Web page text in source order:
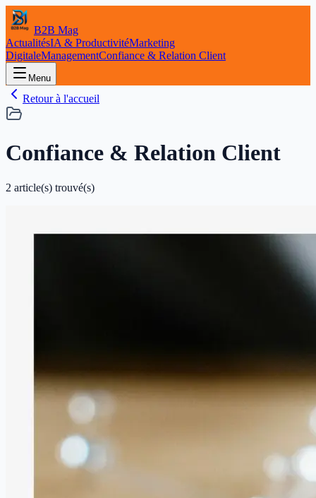
B2B Mag
ActualitésIA & ProductivitéMarketing
DigitaleManagementConfiance & Relation Client
Menu
Retour à l'accueil
Confiance & Relation Client
2 article(s) trouvé(s)